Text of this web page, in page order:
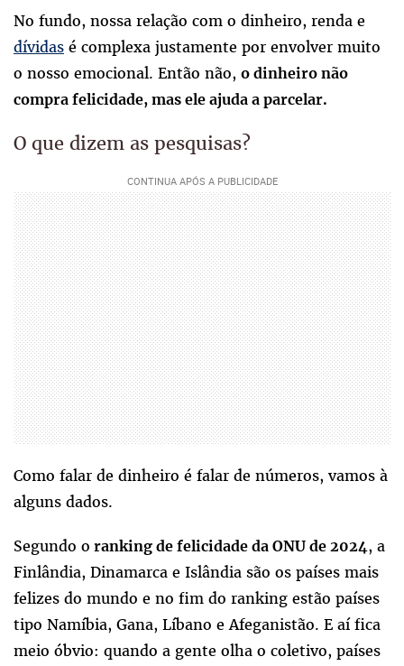
No fundo, nossa relação com o dinheiro, renda e
dívidas é complexa justamente por envolver muito
o nosso emocional. Então não, o dinheiro não
compra felicidade, mas ele ajuda a parcelar.
O que dizem as pesquisas?
Como falar de dinheiro é falar de números, vamos à
alguns dados.
Segundo o ranking de felicidade da ONU de 2024, a
Finlândia, Dinamarca e Islândia são os países mais
felizes do mundo e no fim do ranking estão países
tipo Namíbia, Gana, Líbano e Afeganistão. E aí fica
meio óbvio: quando a gente olha o coletivo, países